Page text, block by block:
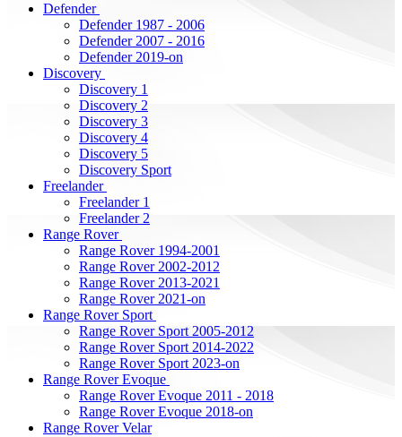
Defender
Defender 1987 - 2006
Defender 2007 - 2016
Defender 2019-on
Discovery
Discovery 1
Discovery 2
Discovery 3
Discovery 4
Discovery 5
Discovery Sport
Freelander
Freelander 1
Freelander 2
Range Rover
Range Rover 1994-2001
Range Rover 2002-2012
Range Rover 2013-2021
Range Rover 2021-on
Range Rover Sport
Range Rover Sport 2005-2012
Range Rover Sport 2014-2022
Range Rover Sport 2023-on
Range Rover Evoque
Range Rover Evoque 2011 - 2018
Range Rover Evoque 2018-on
Range Rover Velar